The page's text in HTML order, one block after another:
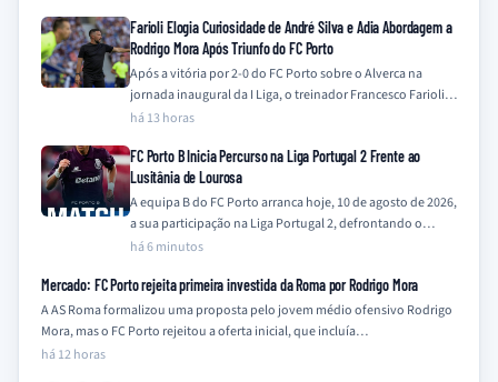
Farioli Elogia Curiosidade de André Silva e Adia Abordagem a
Rodrigo Mora Após Triunfo do FC Porto
Após a vitória por 2-0 do FC Porto sobre o Alverca na
jornada inaugural da I Liga, o treinador Francesco Farioli
destacou…
há 13 horas
FC Porto B Inicia Percurso na Liga Portugal 2 Frente ao
Lusitânia de Lourosa
A equipa B do FC Porto arranca hoje, 10 de agosto de 2026,
a sua participação na Liga Portugal 2, defrontando o…
há 6 minutos
Mercado: FC Porto rejeita primeira investida da Roma por Rodrigo Mora
A AS Roma formalizou uma proposta pelo jovem médio ofensivo Rodrigo
Mora, mas o FC Porto rejeitou a oferta inicial, que incluía…
há 12 horas